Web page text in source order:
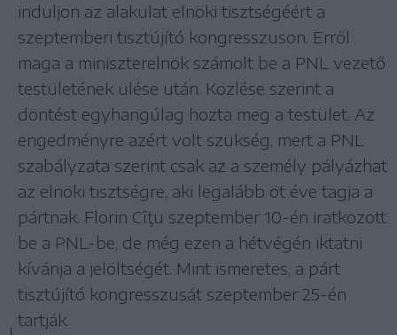
induljon az alakulat elnöki tisztségéért a
szeptemberi tisztújító kongresszuson. Erről
maga a miniszterelnök számolt be a PNL vezető
testületének ülése után. Közlése szerint a
döntést egyhangúlag hozta meg a testület. Az
engedményre azért volt szükség, mert a PNL
szabályzata szerint csak az a személy pályázhat
az elnöki tisztségre, aki legalább öt éve tagja a
pártnak. Florin Cîţu szeptember 10-én iratkozott
be a PNL-be, de még ezen a hétvégén iktatni
kívánja a jelöltségét. Mint ismeretes, a párt
tisztújító kongresszusát szeptember 25-én
tartják.